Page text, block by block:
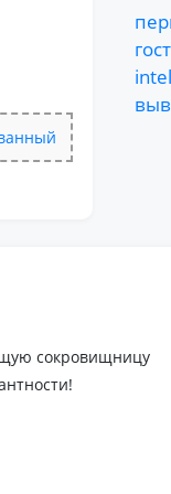
гост
сокровищницу